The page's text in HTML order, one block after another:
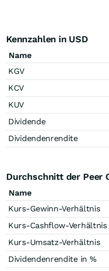
Kennzahlen in USD
Name
KGV
KCV
KUV
Dividende
Dividendenrendite
Durchschnitt der Peer
Name
Kurs-Gewinn-Verhältnis
Kurs-Cashflow-Verhältnis
Kurs-Umsatz-Verhältnis
Dividendenrendite in %